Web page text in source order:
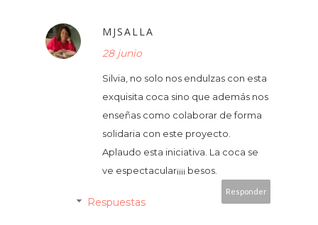
MJSALLA
28 junio
Silvia, no solo nos endulzas con esta
exquisita coca sino que además nos
enseñas como colaborar de forma
solidaria con este proyecto.
Aplaudo esta iniciativa. La coca se
ve espectacular¡¡¡¡ besos.
Responder
Respuestas